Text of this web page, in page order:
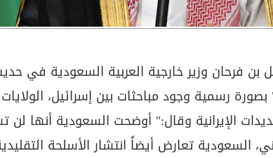
فرحان وزير خارجية العربية السعودية في
رسمية وجود مباحثات بين إسرائيل،
الإيرانية وقال:" أوضحت السعودية أنها لن
السعودية تعارض أيضاً انتشار الأسلحة